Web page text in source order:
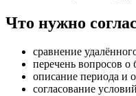
Что нужно
сравнение
перечень вопросов о
описание периода и
согласование